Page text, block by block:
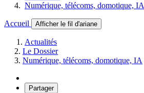
Numérique, télécoms, domotique, IA
Accueil Afficher le fil d'ariane
Actualités
Le Dossier
Numérique, télécoms, domotique, IA
Partager